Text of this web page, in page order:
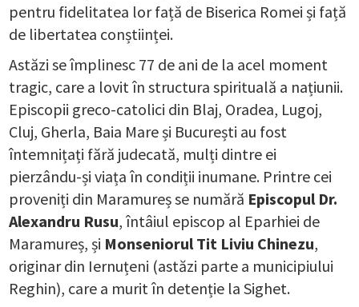
pentru fidelitatea lor față de Biserica Romei și față
de libertatea conștiinței.
Astăzi se împlinesc 77 de ani de la acel moment
tragic, care a lovit în structura spirituală a națiunii.
Episcopii greco-catolici din Blaj, Oradea, Lugoj,
Cluj, Gherla, Baia Mare și București au fost
întemnițați fără judecată, mulți dintre ei
pierzându-și viața în condiții inumane. Printre cei
proveniți din Maramureș se numără Episcopul Dr.
Alexandru Rusu, întâiul episcop al Eparhiei de
Maramureș, și Monseniorul Tit Liviu Chinezu,
originar din Iernuțeni (astăzi parte a municipiului
Reghin), care a murit în detenție la Sighet.